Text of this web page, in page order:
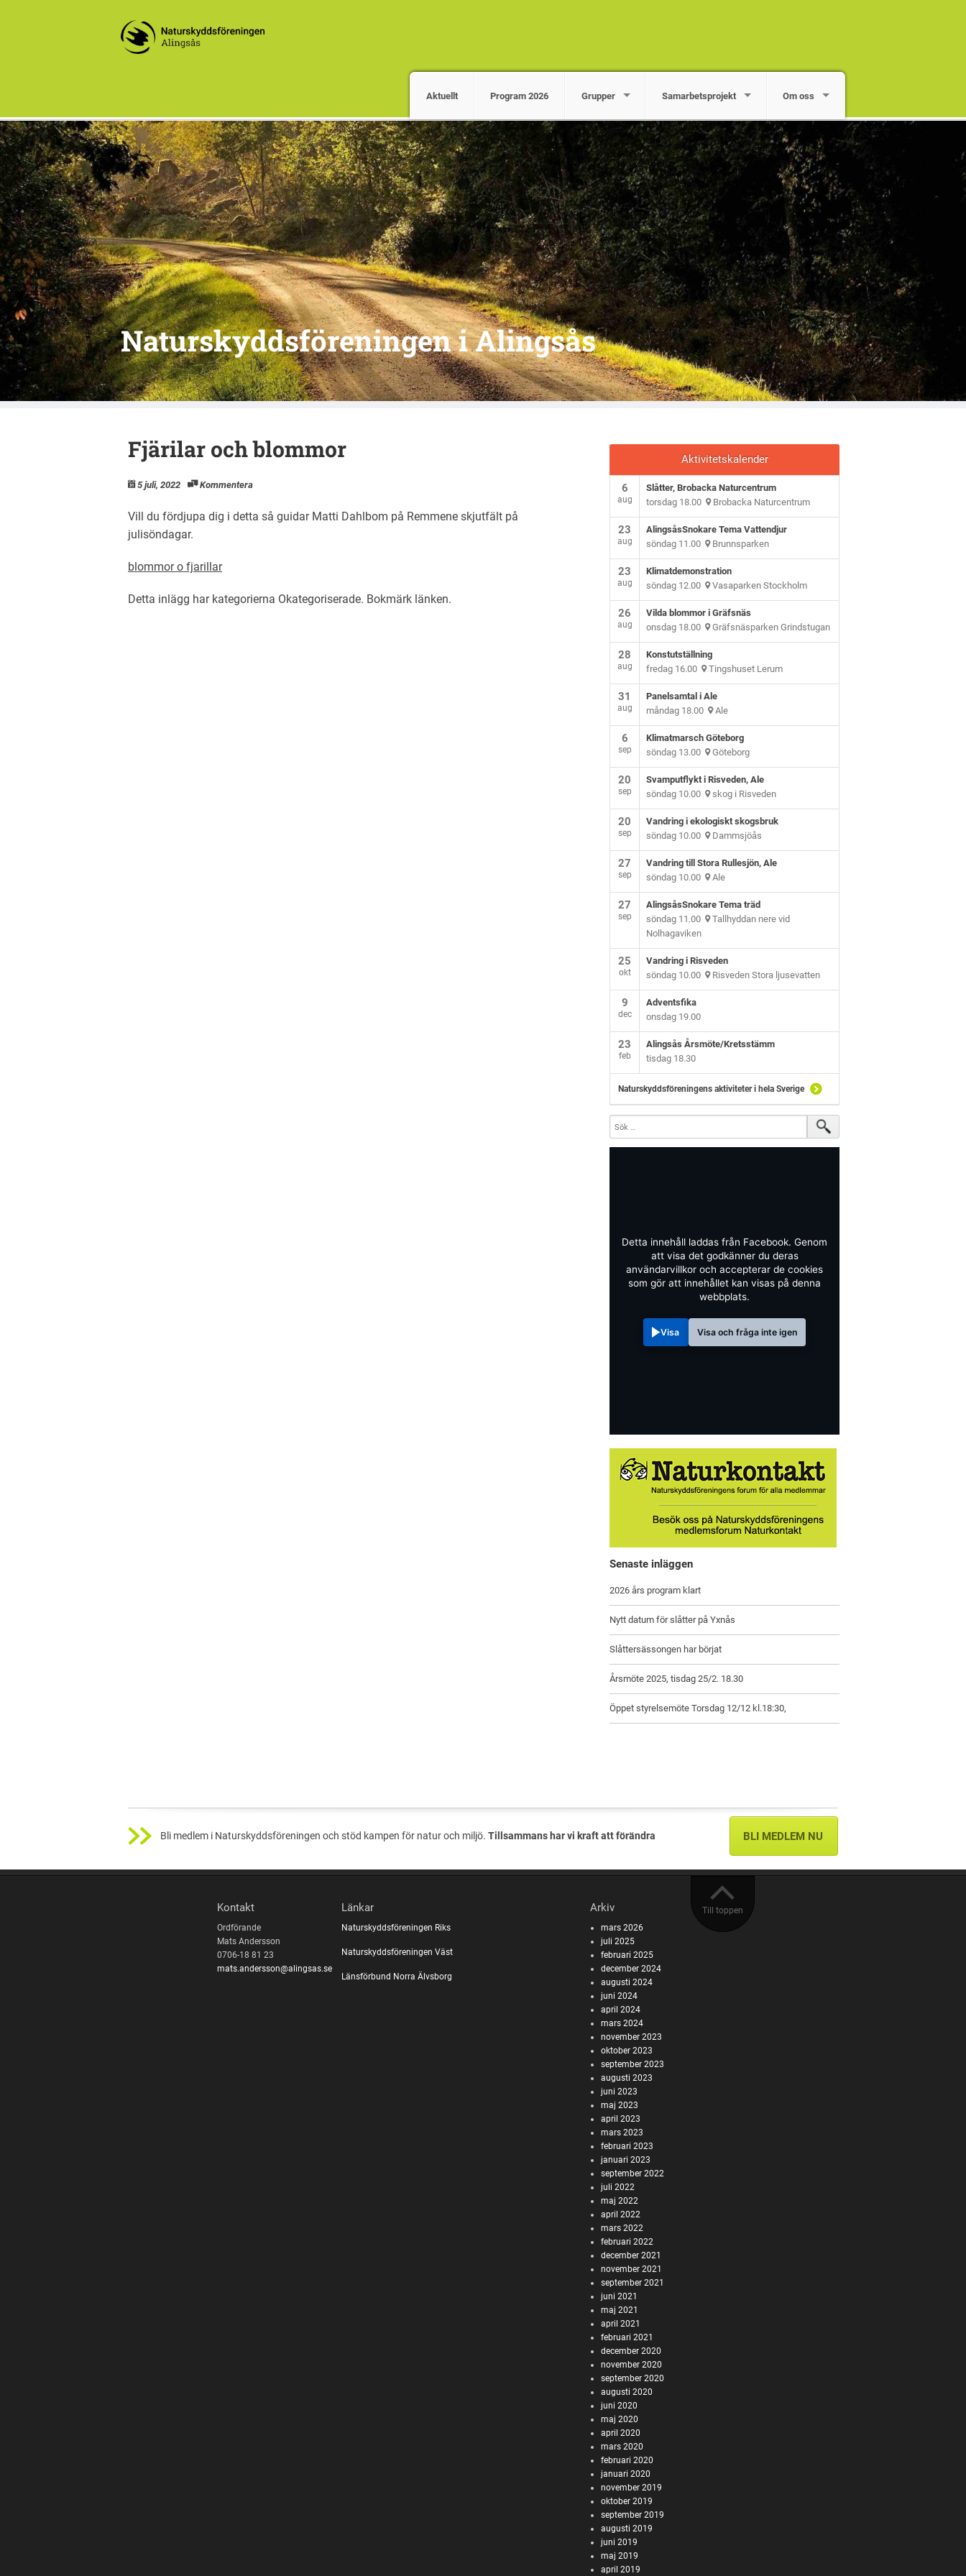
Aktuellt Program 2026 Grupper Samarbetsprojekt Om oss
Naturskyddsföreningen i Alingsås
Fjärilar och blommor
5 juli, 2022 Kommentera
Vill du fördjupa dig i detta så guidar Matti Dahlbom på Remmene skjutfält på
julisöndagar.
blommor o fjarillar
Detta inlägg har kategorierna Okategoriserade. Bokmärk länken.
Aktivitetskalender
6
aug
Slåtter, Brobacka Naturcentrum
torsdag 18.00 Brobacka Naturcentrum
23
aug
AlingsåsSnokare Tema Vattendjur
söndag 11.00 Brunnsparken
23
aug
Klimatdemonstration
söndag 12.00 Vasaparken Stockholm
26
aug
Vilda blommor i Gräfsnäs
onsdag 18.00 Gräfsnäsparken Grindstugan
28
aug
Konstutställning
fredag 16.00 Tingshuset Lerum
31
aug
Panelsamtal i Ale
måndag 18.00 Ale
6
sep
Klimatmarsch Göteborg
söndag 13.00 Göteborg
20
sep
Svamputflykt i Risveden, Ale
söndag 10.00 skog i Risveden
20
sep
Vandring i ekologiskt skogsbruk
söndag 10.00 Dammsjöås
27
sep
Vandring till Stora Rullesjön, Ale
söndag 10.00 Ale
27
sep
AlingsåsSnokare Tema träd
söndag 11.00 Tallhyddan nere vid
Nolhagaviken
25
okt
Vandring i Risveden
söndag 10.00 Risveden Stora ljusevatten
9
dec
Adventsfika
onsdag 19.00
23
feb
Alingsås Årsmöte/Kretsstämm
tisdag 18.30
Naturskyddsföreningens aktiviteter i hela Sverige
Detta innehåll laddas från Facebook. Genom
att visa det godkänner du deras
användarvillkor och accepterar de cookies
som gör att innehållet kan visas på denna
webbplats.
Visa Visa och fråga inte igen
Senaste inläggen
2026 års program klart
Nytt datum för slåtter på Yxnås
Slåttersässongen har börjat
Årsmöte 2025, tisdag 25/2. 18.30
Öppet styrelsemöte Torsdag 12/12 kl.18:30,
Bli medlem i Naturskyddsföreningen och stöd kampen för natur och miljö. Tillsammans har vi kraft att förändra BLI MEDLEM NU
Till toppen
Kontakt
Ordförande
Mats Andersson
0706-18 81 23
mats.andersson@alingsas.se
Länkar
Naturskyddsföreningen Riks
Naturskyddsföreningen Väst
Länsförbund Norra Älvsborg
Arkiv
mars 2026
juli 2025
februari 2025
december 2024
augusti 2024
juni 2024
april 2024
mars 2024
november 2023
oktober 2023
september 2023
augusti 2023
juni 2023
maj 2023
april 2023
mars 2023
februari 2023
januari 2023
september 2022
juli 2022
maj 2022
april 2022
mars 2022
februari 2022
december 2021
november 2021
september 2021
juni 2021
maj 2021
april 2021
februari 2021
december 2020
november 2020
september 2020
augusti 2020
juni 2020
maj 2020
april 2020
mars 2020
februari 2020
januari 2020
november 2019
oktober 2019
september 2019
augusti 2019
juni 2019
maj 2019
april 2019